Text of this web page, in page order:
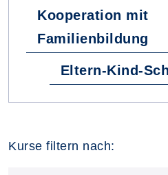
Kooperation mit
Familienbildung
Eltern-Kind-
Kurse filtern nach: